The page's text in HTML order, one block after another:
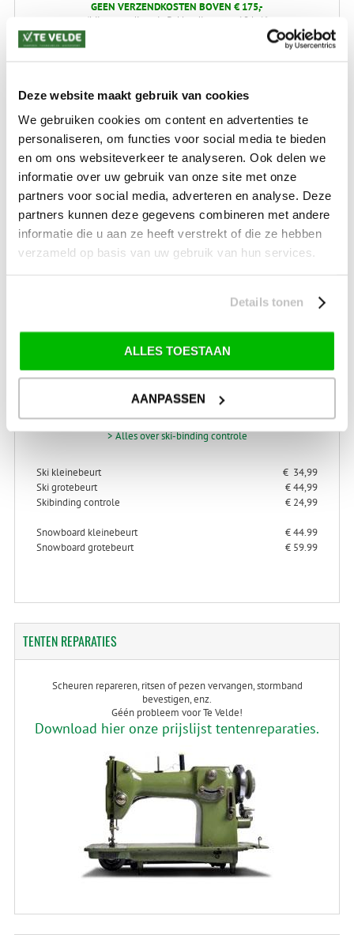
Deze website maakt gebruik van cookies
We gebruiken cookies om content en advertenties te
personaliseren, om functies voor social media te bieden
en om ons websiteverkeer te analyseren. Ook delen we
informatie over uw gebruik van onze site met onze
partners voor social media, adverteren en analyse. Deze
partners kunnen deze gegevens combineren met andere
informatie die u aan ze heeft verstrekt of die ze hebben
verzameld op basis van uw gebruik van hun services.
Details tonen
ALLES TOESTAAN
AANPASSEN
GEEN VERZENDKOSTEN BOVEN € 175,-
(bij verzending via Pakketdienst tot 10 kg)*
Waar is ons bedrijf gevestigd?
Drentse Poort 7
+31 (0) 599-613946
info@tevelde.nl
Schrijf je in voor onze nieuwsbrief!
> Alles over ski- en snowboard onderhoud
> Alles over ski-binding controle
Ski kleinebeurt
€ 34,99
Ski grotebeurt
€ 44,99
Skibinding controle
€ 24,99
Snowboard kleinebeurt
€ 44.99
Snowboard grotebeurt
€ 59.99
TENTENREPARATIES
Scheuren repareren, ritsen of pezen vervangen, stormband
bevestigen, enz.
Géén probleem voor Te Velde!
Download hier onze prijslijst tentenreparaties.